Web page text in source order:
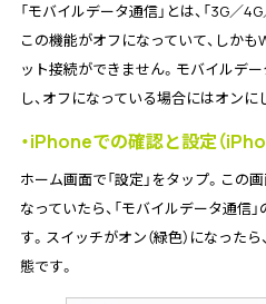
「モバイルデータ通信」とは、「3G／
この機能がオフになっていて、しか
ット接続ができません。モバイルデ
し、オフになっている場合にはオンに
・iPhoneでの確認と設定（
ホーム画面で「設定」をタップ。この
なっていたら、「モバイルデータ通信
す。スイッチがオン（緑色）になった
態です。